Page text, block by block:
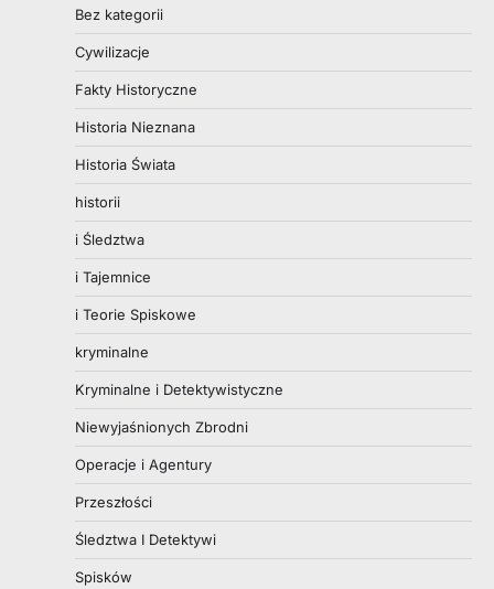
Bez kategorii
Cywilizacje
Fakty Historyczne
Historia Nieznana
Historia Świata
historii
i Śledztwa
i Tajemnice
i Teorie Spiskowe
kryminalne
Kryminalne i Detektywistyczne
Niewyjaśnionych Zbrodni
Operacje i Agentury
Przeszłości
Śledztwa I Detektywi
Spisków